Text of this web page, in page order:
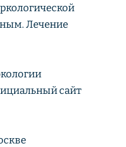
Лечение
сайт